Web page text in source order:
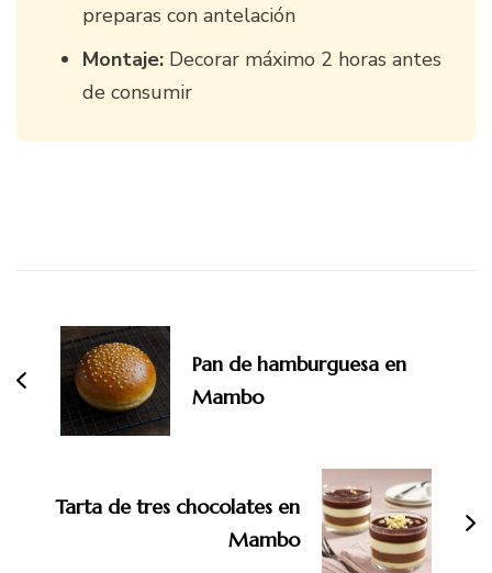
preparas con antelación
Montaje: Decorar máximo 2 horas antes
de consumir
entradas
Pan de hamburguesa en
Mambo
Tarta de tres chocolates en
Mambo